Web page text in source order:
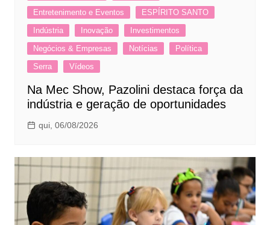
Entretenimento e Eventos
ESPÍRITO SANTO
Indústria
Inovação
Investimentos
Negócios & Empresas
Notícias
Política
Serra
Vídeos
Na Mec Show, Pazolini destaca força da
indústria e geração de oportunidades
qui, 06/08/2026